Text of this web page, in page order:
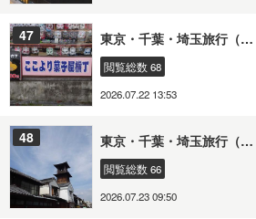
47 東京・千葉・埼玉旅行（…
閲覧総数 68
2026.07.22 13:53
48 東京・千葉・埼玉旅行（…
閲覧総数 66
2026.07.23 09:50